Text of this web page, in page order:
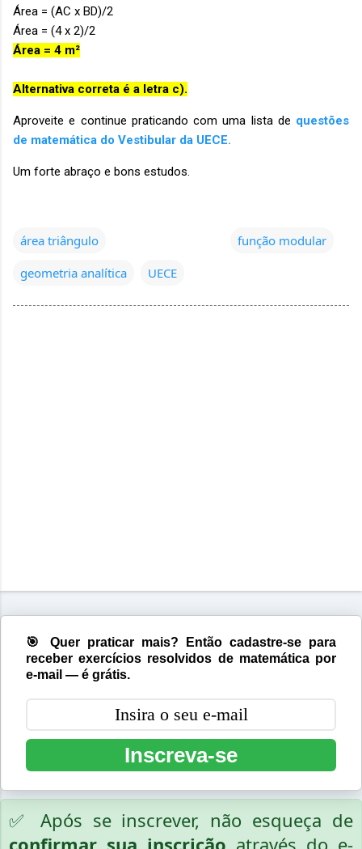
Área = (AC x BD)/2
Área = (4 x 2)/2
Área = 4 m²
Alternativa correta é a letra c).
Aproveite e continue praticando com uma lista de questões
de matemática do Vestibular da UECE.
Um forte abraço e bons estudos.
área triângulo
função modular
geometria analítica
UECE
🎯 Quer praticar mais? Então cadastre-se para
receber exercícios resolvidos de matemática por
e-mail — é grátis.
Inscreva-se
✅ Após se inscrever, não esqueça de
confirmar sua inscrição através do e-